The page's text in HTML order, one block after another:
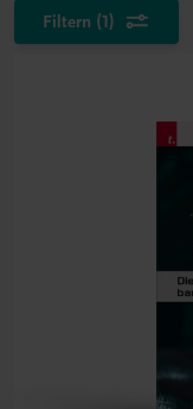
Filtern (1)